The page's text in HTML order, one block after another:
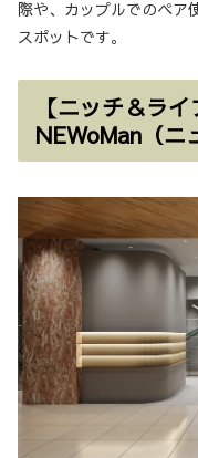
際や、カップルでのペア
スポットです。
【ニッチ＆ラ
NEWoMan（ニ